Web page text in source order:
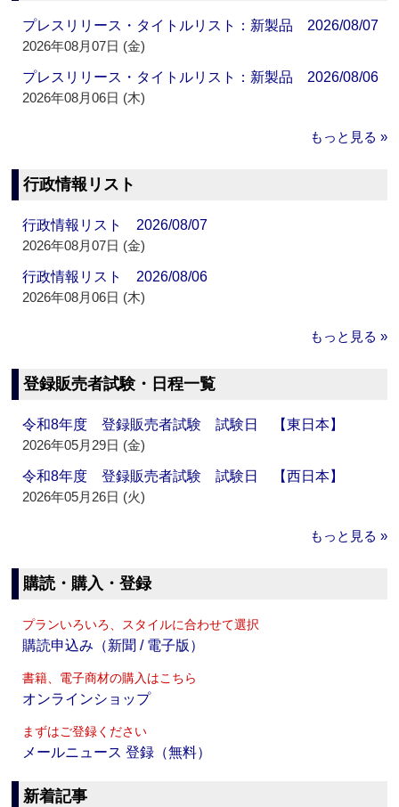
プレスリリース・タイトルリスト：新製品 2026/08/07
2026年08月07日 (金)
プレスリリース・タイトルリスト：新製品 2026/08/06
2026年08月06日 (木)
もっと見る »
行政情報リスト
行政情報リスト 2026/08/07
2026年08月07日 (金)
行政情報リスト 2026/08/06
2026年08月06日 (木)
もっと見る »
登録販売者試験・日程一覧
令和8年度 登録販売者試験 試験日 【東日本】
2026年05月29日 (金)
令和8年度 登録販売者試験 試験日 【西日本】
2026年05月26日 (火)
もっと見る »
購読・購入・登録
プランいろいろ、スタイルに合わせて選択
購読申込み（新聞 / 電子版）
書籍、電子商材の購入はこちら
オンラインショップ
まずはご登録ください
メールニュース 登録（無料）
新着記事